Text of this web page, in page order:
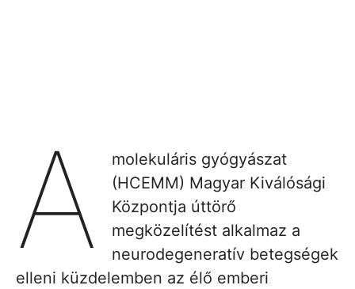
A
molekuláris gyógyászat
(HCEMM) Magyar Kiválósági
Központja úttörő
megközelítést alkalmaz a
neurodegeneratív betegségek
elleni küzdelemben az élő emberi